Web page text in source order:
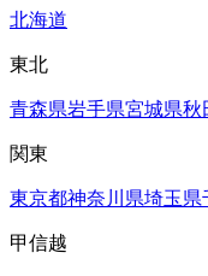
北海道
東北
青森県岩手県宮城県秋
関東
東京都神奈川県埼玉県
甲信越